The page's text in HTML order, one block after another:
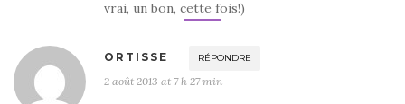
vrai, un bon, cette fois!)
ORTISSE RÉPONDRE
2 août 2013 at 7 h 27 min